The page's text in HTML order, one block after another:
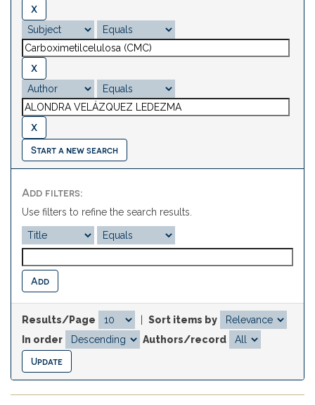
Start a new search
Add filters:
Use filters to refine the search results.
Results/Page
Sort items by
In order
Authors/record